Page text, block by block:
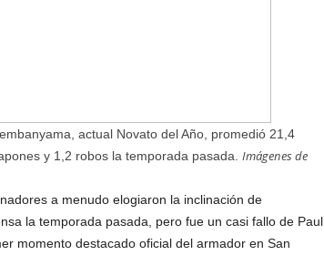
actual Novato del Año, promedió 21,4
y 1,2 robos la temporada pasada. Imágenes de
a menudo elogiaron la inclinación de
la temporada pasada, pero fue un casi fallo de Paul
momento destacado oficial del armador en San